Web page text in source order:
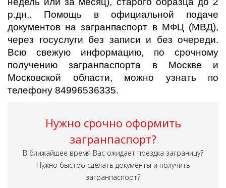
р.дн.. Помощь в официальной подаче
документов на загранпаспорт в МФЦ (МВД),
через госуслуги без записи и без очереди.
Всю свежую информацию, по срочному
получению загранпаспорта в Москве и
Московской области, можно узнать по
телефону 84996536335.
Нужно срочно оформить
загранпаспорт?
В ближайшее время Вас ожидает поездка заграницу?
Нужно быстро сделать документы и получить
загранпаспорт?